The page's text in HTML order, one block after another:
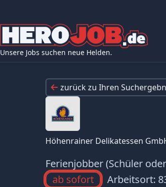
Unsere Jobs suchen neue Helden.
zurück zu Ihren
Höhenrainer Delikatessen
Ferienjobber (Schüler
ab sofort
Arbeitsort: